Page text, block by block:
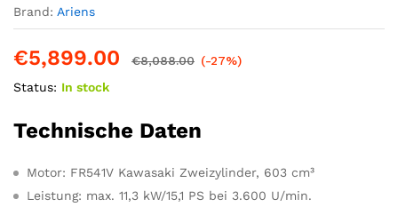
Brand: Ariens
€5,899.00 €8,088.00 (-27%)
Status: In stock
Technische Daten
Motor: FR541V Kawasaki Zweizylinder, 603 cm³
Leistung: max. 11,3 kW/15,1 PS bei 3.600 U/min.